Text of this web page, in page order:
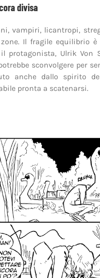
divisa
vampiri, licantropi,
Il fragile equilibrio
protagonista, Ulrik Von
sconvolgere per
anche dallo spirito
pronta a scatenarsi.